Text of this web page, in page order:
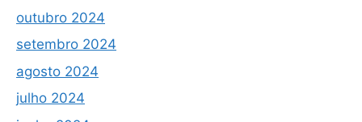
outubro 2024
setembro 2024
agosto 2024
julho 2024